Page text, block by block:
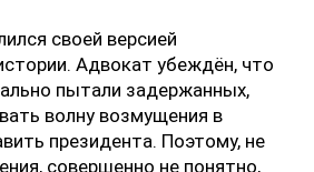
своей версией
Адвокат убеждён, что
пытали задержанных,
волну возмущения в
президента. Поэтому, не
совершенно не понятно,